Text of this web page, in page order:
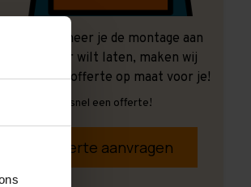
Ook wanneer je de montage aan
ons over wilt laten, maken wij
graag een offerte op maat voor je!
Vrijblijvend, snel een offerte!
Offerte aanvragen